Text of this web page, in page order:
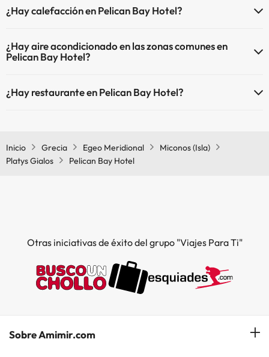
¿Hay calefacción en Pelican Bay Hotel?
¿Hay aire acondicionado en las zonas comunes en
Pelican Bay Hotel?
¿Hay restaurante en Pelican Bay Hotel?
Inicio Grecia Egeo Meridional
Miconos (Isla)
Platys Gialos
Pelican Bay Hotel
Otras iniciativas de éxito del grupo "Viajes Para Ti"
Sobre Amimir.com